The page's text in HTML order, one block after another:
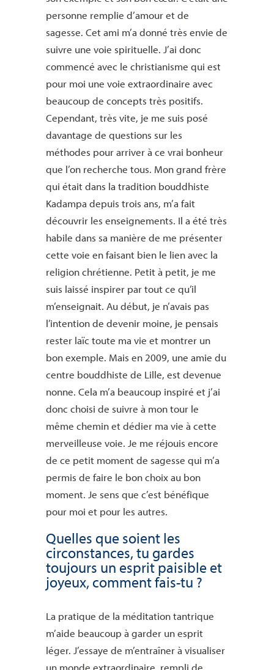
personne remplie d’amour et de
sagesse. Cet ami m’a donné très envie de
suivre une voie spirituelle. J’ai donc
commencé avec le christianisme qui est
pour moi une voie extraordinaire avec
beaucoup de concepts très positifs.
Cependant, très vite, je me suis posé
davantage de questions sur les
méthodes pour arriver à ce vrai bonheur
que l’on recherche tous. Mon grand frère
qui était dans la tradition bouddhiste
Kadampa depuis trois ans, m’a fait
découvrir les enseignements. Il a été très
habile dans sa manière de me présenter
cette voie en faisant bien le lien avec la
religion chrétienne. Petit à petit, je me
suis laissé inspirer par tout ce qu’il
m’enseignait. Au début, je n’avais pas
l’intention de devenir moine, je pensais
rester laïc toute ma vie et montrer un
bon exemple. Mais en 2009, une amie du
centre bouddhiste de Lille, est devenue
nonne. Cela m’a beaucoup inspiré et j’ai
donc choisi de suivre à mon tour le
même chemin et dédier ma vie à cette
merveilleuse voie. Je me réjouis encore
de ce petit moment de sagesse qui m’a
permis de faire le bon choix au bon
moment. Je sens que c’est bénéfique
pour moi et pour les autres.
Quelles que soient les
circonstances, tu gardes
toujours un esprit paisible et
joyeux, comment fais-tu ?
La pratique de la méditation tantrique
m’aide beaucoup à garder un esprit
léger. J’essaye de m’entraîner à visualiser
un monde extraordinaire, rempli de